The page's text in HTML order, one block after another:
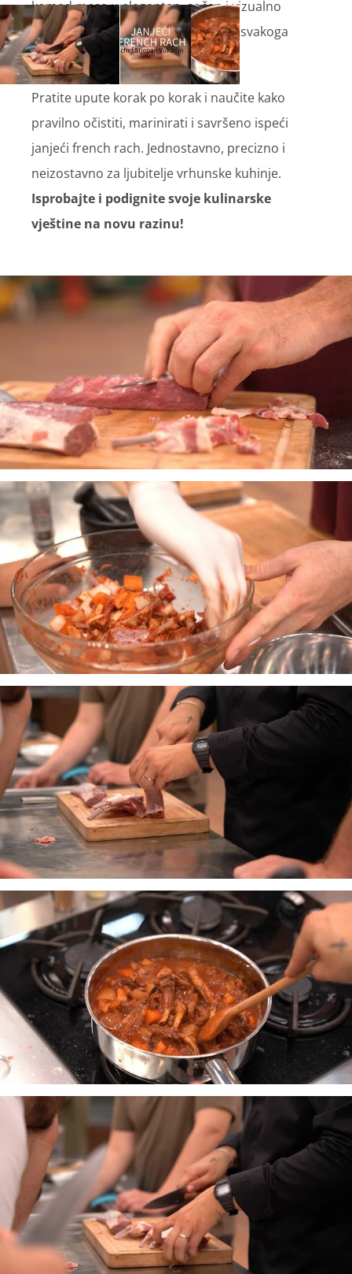
komad mesa u elegantan, sočan i vizualno
privlačan specijalitet koji će zadiviti svakoga
gosta.
Pratite upute korak po korak i naučite kako
pravilno očistiti, marinirati i savršeno ispeći
janjeći french rach. Jednostavno, precizno i
neizostavno za ljubitelje vrhunske kuhinje.
Isprobajte i podignite svoje kulinarske
vještine na novu razinu!